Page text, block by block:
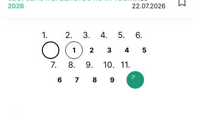
2026
22.07.2026
add
1 2 3 4 5
6 7 8 9